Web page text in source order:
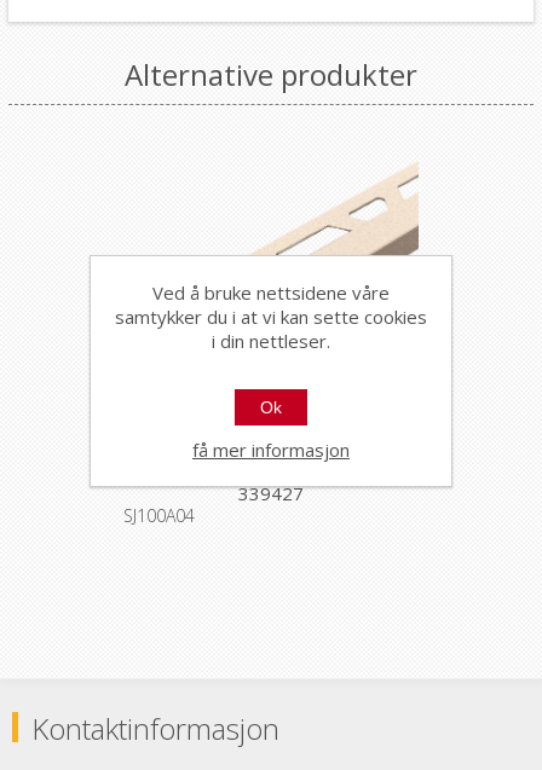
Alternative produkter
Squarejolly 10mm desert
line A04 Kalahari 2,7m
339427
SJ100A04
Kontaktinformasjon
Ved å bruke nettsidene våre
samtykker du i at vi kan sette cookies
i din nettleser.
Ok
få mer informasjon